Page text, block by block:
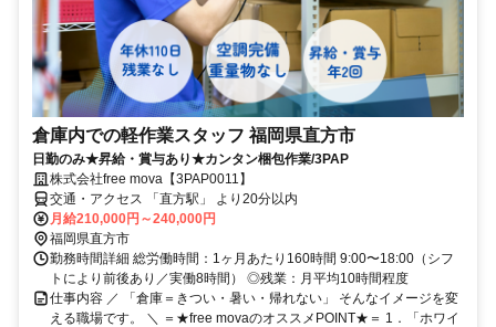
倉庫内での軽作業スタッフ 福岡県直方市
日勤のみ★昇給・賞与あり★カンタン梱包作業/3PAP
株式会社free mova【3PAP0011】
交通・アクセス 「直方駅」 より20分以内
月給210,000円～240,000円
福岡県直方市
勤務時間詳細 総労働時間：1ヶ月あたり160時間 9:00〜18:00（シフ
トにより前後あり／実働8時間） ◎残業：月平均10時間程度
仕事内容 ／ 「倉庫＝きつい・暑い・帰れない」 そんなイメージを変
える職場です。 ＼ ＝★free movaのオススメPOINT★＝ 1．「ホワイ